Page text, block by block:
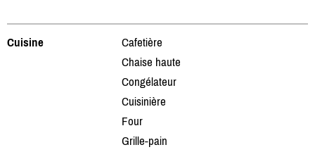
Cuisine
Cafetière
Chaise haute
Congélateur
Cuisinière
Four
Grille-pain